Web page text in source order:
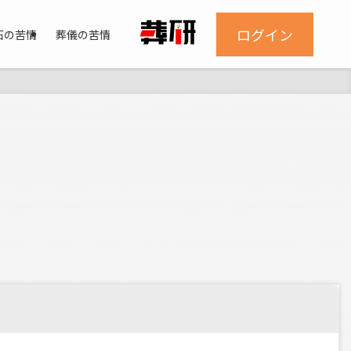
の苦情 葬儀の苦情 ログイン